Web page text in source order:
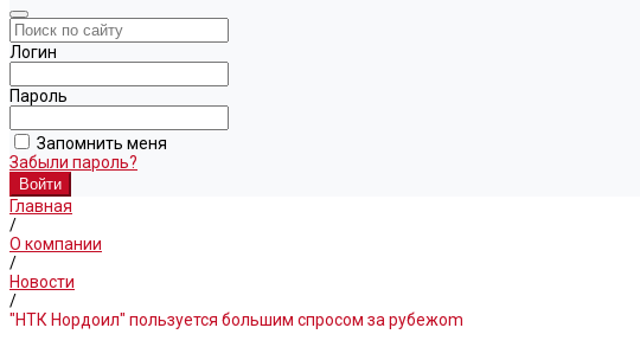
Логин
Пароль
Запомнить меня
Забыли пароль?
Главная
/
О компании
/
Новости
/
"НТК Нордоил" пользуется большим спросом за рубежоm